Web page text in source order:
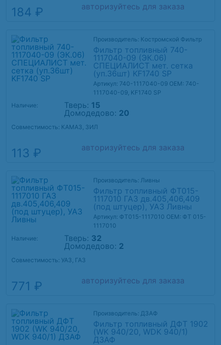
184 ₽ авторизуйтесь для заказа
Производитель: Костромской Фильтр
Фильтр топливный 740-
1117040-09 (ЭК.06)
СПЕЦИАЛИСТ мет. сетка
(уп.36шт) KF1740 SP
Артикул: 740-1117040-09 OEM: 740-
1117040-09, KF1740 SP
Наличие:
Тверь: 15
Домодедово: 20
Совместимость: КАМАЗ, ЗИЛ
113 ₽ авторизуйтесь для заказа
Производитель: Ливны
Фильтр топливный ФТ015-
1117010 ГАЗ дв.405,406,409
(под штуцер), УАЗ Ливны
Артикул: ФТ015-1117010 OEM: ФТ 015-
1117010
Наличие:
Тверь: 32
Домодедово: 2
Совместимость: УАЗ, ГАЗ
771 ₽ авторизуйтесь для заказа
Производитель: ДЗАФ
Фильтр топливный ДФТ 1902
(WK 940/20, WDK 940/1)
ДЗАФ